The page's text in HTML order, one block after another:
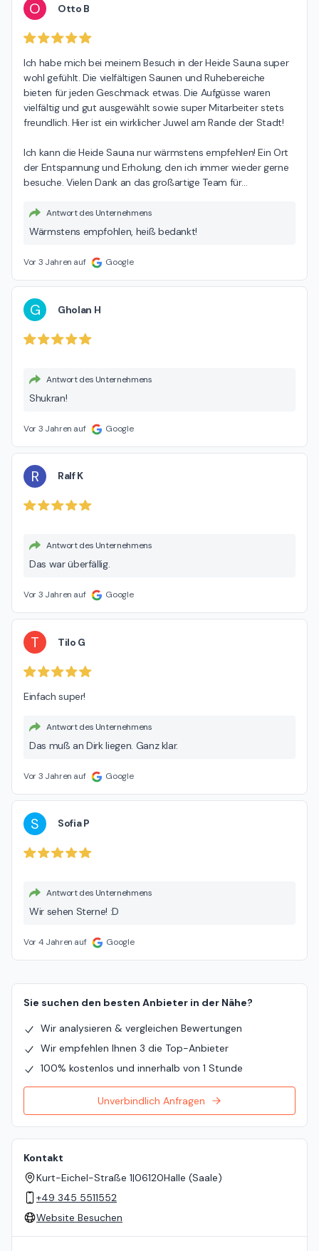
O Otto B
Ich habe mich bei meinem Besuch in der Heide Sauna super
wohl gefühlt. Die vielfältigen Saunen und Ruhebereiche
bieten für jeden Geschmack etwas. Die Aufgüsse waren
vielfältig und gut ausgewählt sowie super Mitarbeiter stets
freundlich. Hier ist ein wirklicher Juwel am Rande der Stadt!
Ich kann die Heide Sauna nur wärmstens empfehlen! Ein Ort
der Entspannung und Erholung, den ich immer wieder gerne
besuche. Vielen Dank an das großartige Team für…
Antwort des Unternehmens
Wärmstens empfohlen, heiß bedankt!
Vor 3 Jahren auf Google
G Gholan H
Antwort des Unternehmens
Shukran!
Vor 3 Jahren auf Google
R Ralf K
Antwort des Unternehmens
Das war überfällig.
Vor 3 Jahren auf Google
T Tilo G
Einfach super!
Antwort des Unternehmens
Das muß an Dirk liegen. Ganz klar.
Vor 3 Jahren auf Google
S Sofia P
Antwort des Unternehmens
Wir sehen Sterne! :D
Vor 4 Jahren auf Google
Sie suchen den besten Anbieter in der Nähe?
Wir analysieren & vergleichen Bewertungen
Wir empfehlen Ihnen 3 die Top-Anbieter
100% kostenlos und innerhalb von 1 Stunde
Unverbindlich Anfragen
Kontakt
Kurt-Eichel-Straße 1|06120Halle (Saale)
+49 345 5511552
Website Besuchen